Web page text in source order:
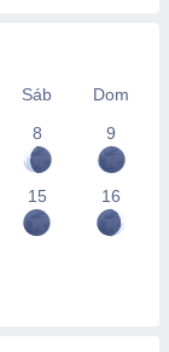
Sáb
Dom
8 9
15 16